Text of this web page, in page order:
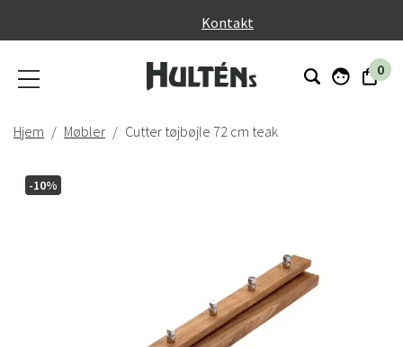
Kontakt
0
Hjem Møbler Cutter tøjbøjle 72 cm teak
-10%